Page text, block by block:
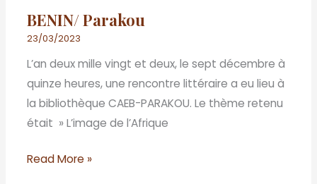
BENIN/ Parakou
23/03/2023
L’an deux mille vingt et deux, le sept décembre à
quinze heures, une rencontre littéraire a eu lieu à
la bibliothèque CAEB-PARAKOU. Le thème retenu
était » L’image de l’Afrique
Read More »